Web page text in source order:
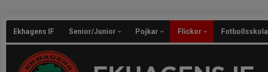
Ekhagens IF Senior/Junior Pojkar Flickor Fotbollsskola